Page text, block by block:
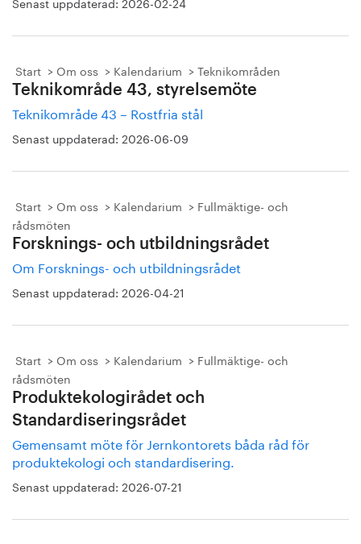
Start Om oss Kalendarium Teknikområden
Teknikområde 43, styrelsemöte
Teknikområde 43 – Rostfria stål
Senast uppdaterad: 2026-06-09
Start Om oss Kalendarium
Fullmäktige- och
rådsmöten
Forsknings- och utbildningsrådet
Om Forsknings- och utbildningsrådet
Senast uppdaterad: 2026-04-21
Start Om oss Kalendarium
Fullmäktige- och
rådsmöten
Produktekologirådet och
Standardiseringsrådet
Gemensamt möte för Jernkontorets båda råd för
produktekologi och standardisering.
Senast uppdaterad: 2026-07-21